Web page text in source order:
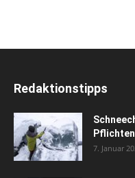
Redaktionstipps
7. Januar